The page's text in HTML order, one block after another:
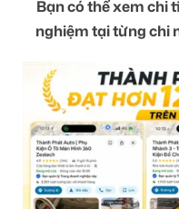
Bạn có thể xem chi
nghiệm tại từng chi